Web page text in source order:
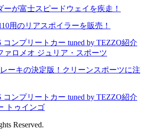
ーが富士スピードウェイを疾走！
用のリアスポイラーを販売！
コンプリートカー tuned by TEZZO紹介
ァロメオ ジュリア・スポーツ
ーキの決定版！クリーンスポーツに注
コンプリートカー tuned by TEZZO紹介
トゥインゴ
Reserved.